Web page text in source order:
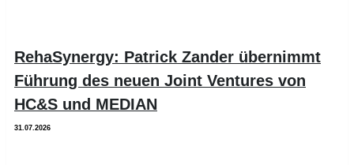
RehaSynergy: Patrick Zander übernimmt
Führung des neuen Joint Ventures von
HC&S und MEDIAN
31.07.2026